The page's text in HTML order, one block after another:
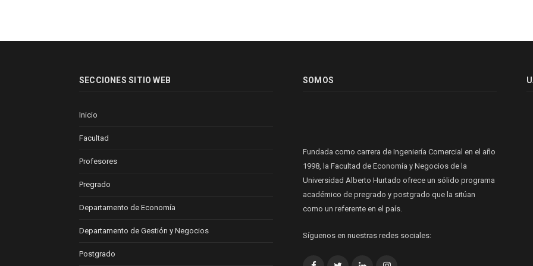
SECCIONES SITIO WEB
Inicio
Facultad
Profesores
Pregrado
Departamento de Economía
Departamento de Gestión y Negocios
Postgrado
SOMOS
Fundada como carrera de Ingeniería Comercial en el año
1998, la Facultad de Economía y Negocios de la
Universidad Alberto Hurtado ofrece un sólido programa
académico de pregrado y postgrado que la sitúan
como un referente en el país.
Síguenos en nuestras redes sociales: